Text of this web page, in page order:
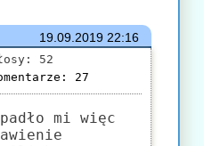
19.09.201922:16
52
27
mi więc